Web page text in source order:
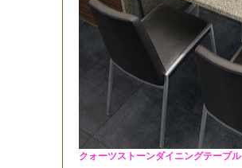
クォーツストーンダイニングテーブル